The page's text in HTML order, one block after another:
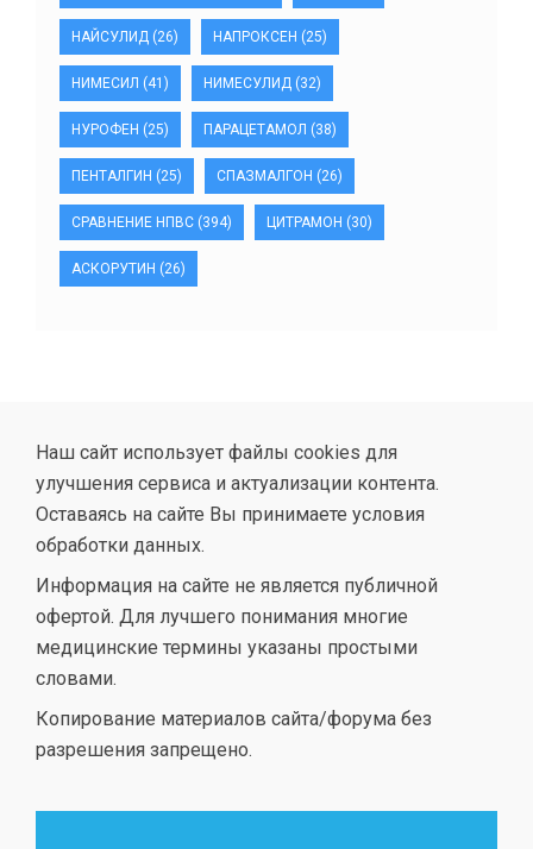
НАЙСУЛИД (26) НАПРОКСЕН (25)
НИМЕСИЛ (41) НИМЕСУЛИД (32)
НУРОФЕН (25) ПАРАЦЕТАМОЛ (38)
ПЕНТАЛГИН (25) СПАЗМАЛГОН (26)
СРАВНЕНИЕ НПВС (394) ЦИТРАМОН (30)
АСКОРУТИН (26)
Наш сайт использует файлы cookies для
улучшения сервиса и актуализации контента.
Оставаясь на сайте Вы принимаете условия
обработки данных.
Информация на сайте не является публичной
офертой. Для лучшего понимания многие
медицинские термины указаны простыми
словами.
Копирование материалов сайта/форума без
разрешения запрещено.